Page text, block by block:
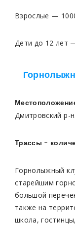
Взрослые —
Дети до 12 лет
Дмитровский р-
Трассы –
Горнолыжный
старейшим
большой
также на
школа,